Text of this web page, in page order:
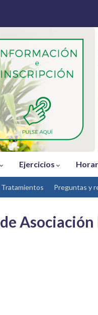
Ejercicios
Tratamientos Preguntas y